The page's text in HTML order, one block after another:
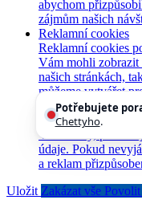
abychom
zájmům našich
Reklamní cookies
Reklamní cookies
Vám mohli zobrazit
našich stránkách,
můžeme vytvářet
zvané
informací není
Vaší osoby,
údaje. Pokud
a reklam
Uložit Zakázat vše Povolit
Potřebujete
Chettyho.